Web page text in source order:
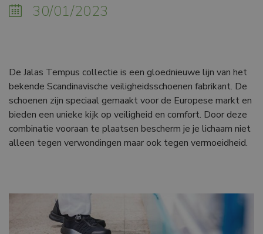
30/01/2023
De Jalas Tempus collectie is een gloednieuwe lijn van het
bekende Scandinavische veiligheidsschoenen fabrikant. De
schoenen zijn speciaal gemaakt voor de Europese markt en
bieden een unieke kijk op veiligheid en comfort. Door deze
combinatie vooraan te plaatsen bescherm je je lichaam niet
alleen tegen verwondingen maar ook tegen vermoeidheid.